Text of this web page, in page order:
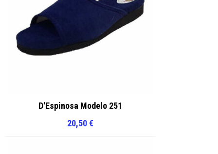
D'Espinosa Modelo 251
20,50€